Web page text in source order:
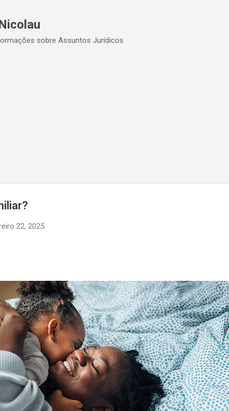
sobre Assuntos Jurídicos
22, 2025